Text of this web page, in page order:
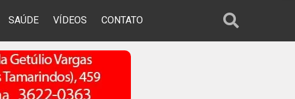
SAÚDE VÍDEOS CONTATO